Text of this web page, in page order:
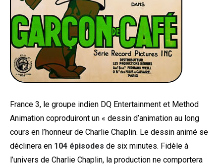
France 3, le groupe indien DQ Entertainment et Method
Animation coproduiront un « dessin d’animation au long
cours en l’honneur de Charlie Chaplin. Le dessin animé se
déclinera en 104 épisodes de six minutes. Fidèle à
l’univers de Charlie Chaplin, la production ne comportera